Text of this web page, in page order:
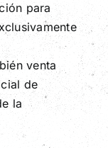
para
venta
de
la